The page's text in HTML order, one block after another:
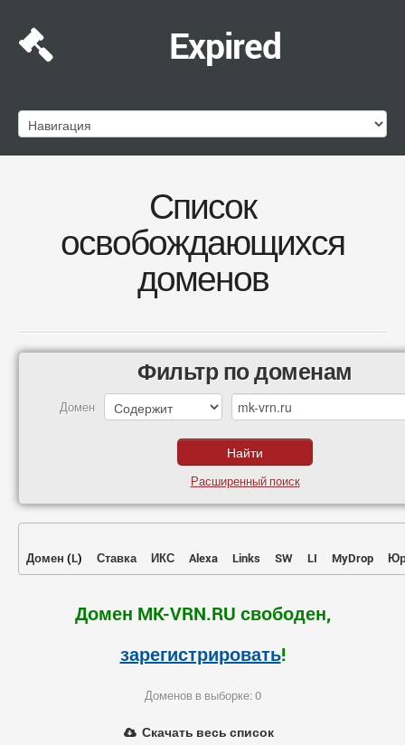
Expired
Список
освобождающихся
доменов
Фильтр по доменам
Домен
Расширенный поиск
Домен (L) Ставка ИКС Alexa Links SW LI MyDrop
Домен MK-VRN.RU свободен,
зарегистрировать!
Доменов в выборке: 0
Скачать весь список